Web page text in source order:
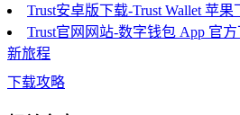
Trust安卓版下载-Trust Wallet 苹
Trust官网网站-数字钱包 App 官
新旅程
下载攻略